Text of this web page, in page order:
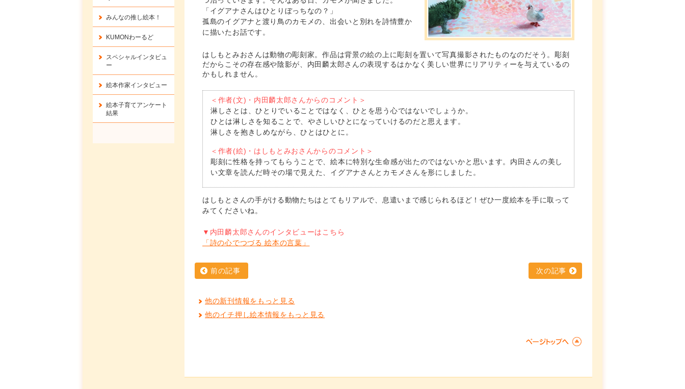
「イグアナさんはひとりぼっちなの？」
孤島のイグアナと渡り鳥のカモメの、出会いと別れを詩情豊か
に描いたお話です。
はしもとみおさんは動物の彫刻家。作品は背景の絵の上に彫刻を置いて写真撮影されたものなのだそう。彫刻
だからこその存在感や陰影が、内田麟太郎さんの表現するはかなく美しい世界にリアリティーを与えているの
かもしれません。
＜作者(文)・内田麟太郎さんからのコメント＞
淋しさとは、ひとりでいることではなく、ひとを思う心ではないでしょうか。
ひとは淋しさを知ることで、やさしいひとになっていけるのだと思えます。
淋しさを抱きしめながら、ひとはひとに。
＜作者(絵)・はしもとみおさんからのコメント＞
彫刻に性格を持ってもらうことで、絵本に特別な生命感が出たのではないかと思います。内田さんの美し
い文章を読んだ時その場で見えた、イグアナさんとカモメさんを形にしました。
はしもとさんの手がける動物たちはとてもリアルで、息遣いまで感じられるほど！ぜひ一度絵本を手に取って
みてくださいね。
▼内田麟太郎さんのインタビューはこちら
「詩の心でつづる 絵本の言葉」
前の記事 次の記事
他の新刊情報をもっと見る
他のイチ押し絵本情報をもっと見る
みんなの推し絵本！
KUMONわーるど
スペシャルインタビュ
ー
絵本作家インタビュー
絵本子育てアンケート
結果